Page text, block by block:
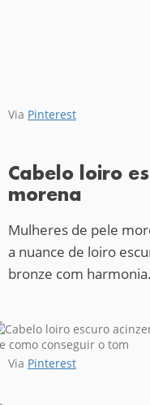
Via Pinterest
Cabelo loiro
morena
Mulheres de pele
a nuance de loiro
bronze com harmonia.
Via Pinterest